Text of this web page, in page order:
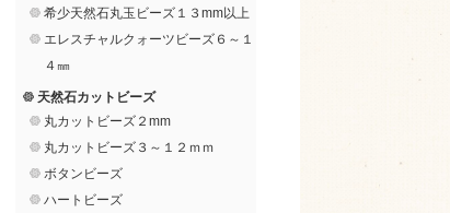
希少天然石丸玉ビーズ１３mm以上
エレスチャルクォーツビーズ６～１
４㎜
天然石カットビーズ
丸カットビーズ２mm
丸カットビーズ３～１２ｍｍ
ボタンビーズ
ハートビーズ